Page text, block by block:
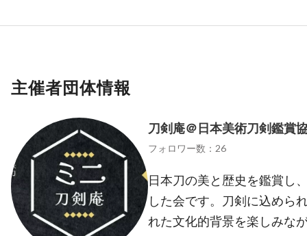
主催者団体情報
刀剣庵＠日本美術刀剣鑑賞
フォロワー数：26
日本刀の美と歴史を鑑賞し
した会です。刀剣に込めら
れた文化的背景を楽しみな